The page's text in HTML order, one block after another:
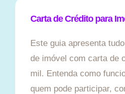
Carta de Crédito para
Este guia apresenta
de imóvel com carta de
mil. Entenda como
quem pode participar,